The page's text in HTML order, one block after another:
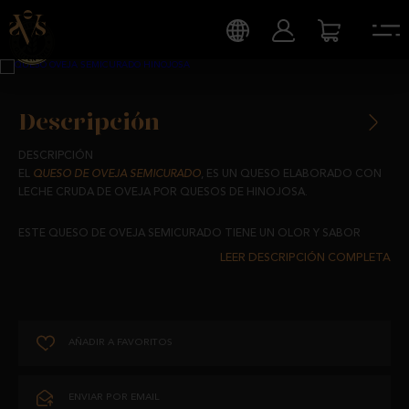
Descripción
DESCRIPCIÓN
EL QUESO DE OVEJA SEMICURADO , ES UN QUESO ELABORADO CON
LECHE CRUDA DE OVEJA POR QUESOS DE HINOJOSA.
ESTE QUESO DE OVEJA SEMICURADO TIENE UN OLOR Y SABOR
SUAVE CON UNA TEXTURA CREMOSA.
PRODUCTO LÁCTEO.
PARA DISFRUTAR DE TODO EL SABOR DEL QUESO DE OVEJA
AÑADIR A FAVORITOS
ENVIAR POR EMAIL